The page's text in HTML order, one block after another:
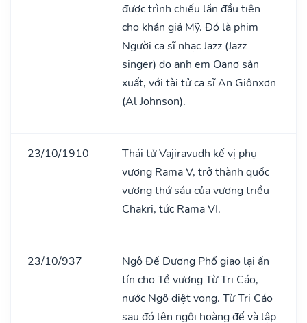
được trình chiếu lần đầu tiên
cho khán giả Mỹ. Đó là phim
Người ca sĩ nhạc Jazz (Jazz
singer) do anh em Oanơ sản
xuất, với tài tử ca sĩ An Giônxơn
(Al Johnson).
23/10/1910
Thái tử Vajiravudh kế vị phụ
vương Rama V, trở thành quốc
vương thứ sáu của vương triều
Chakri, tức Rama VI.
23/10/937
Ngô Đế Dương Phổ giao lại ấn
tín cho Tề vương Từ Tri Cáo,
nước Ngô diệt vong. Từ Tri Cáo
sau đó lên ngôi hoàng đế và lập